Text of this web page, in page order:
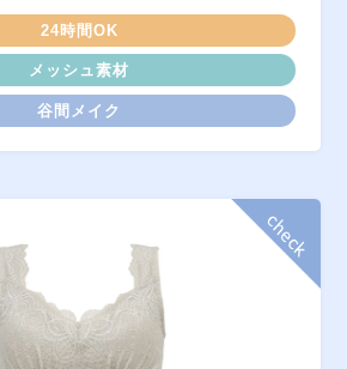
24時間OK
メッシュ素材
谷間メイク